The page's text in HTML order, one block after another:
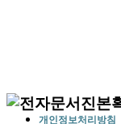
개인정보처리방침